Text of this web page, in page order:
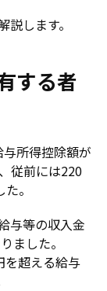
します。
する者
所得控除額が
従前には220
。
与等の収入金
ました。
を超える給与